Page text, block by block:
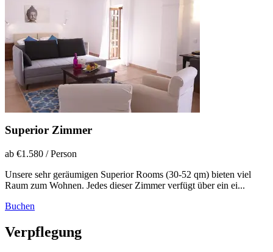
Superior Zimmer
ab €1.580 / Person
Unsere sehr geräumigen Superior Rooms (30-52 qm) bieten viel
Raum zum Wohnen. Jedes dieser Zimmer verfügt über ein ei...
Buchen
Verpflegung